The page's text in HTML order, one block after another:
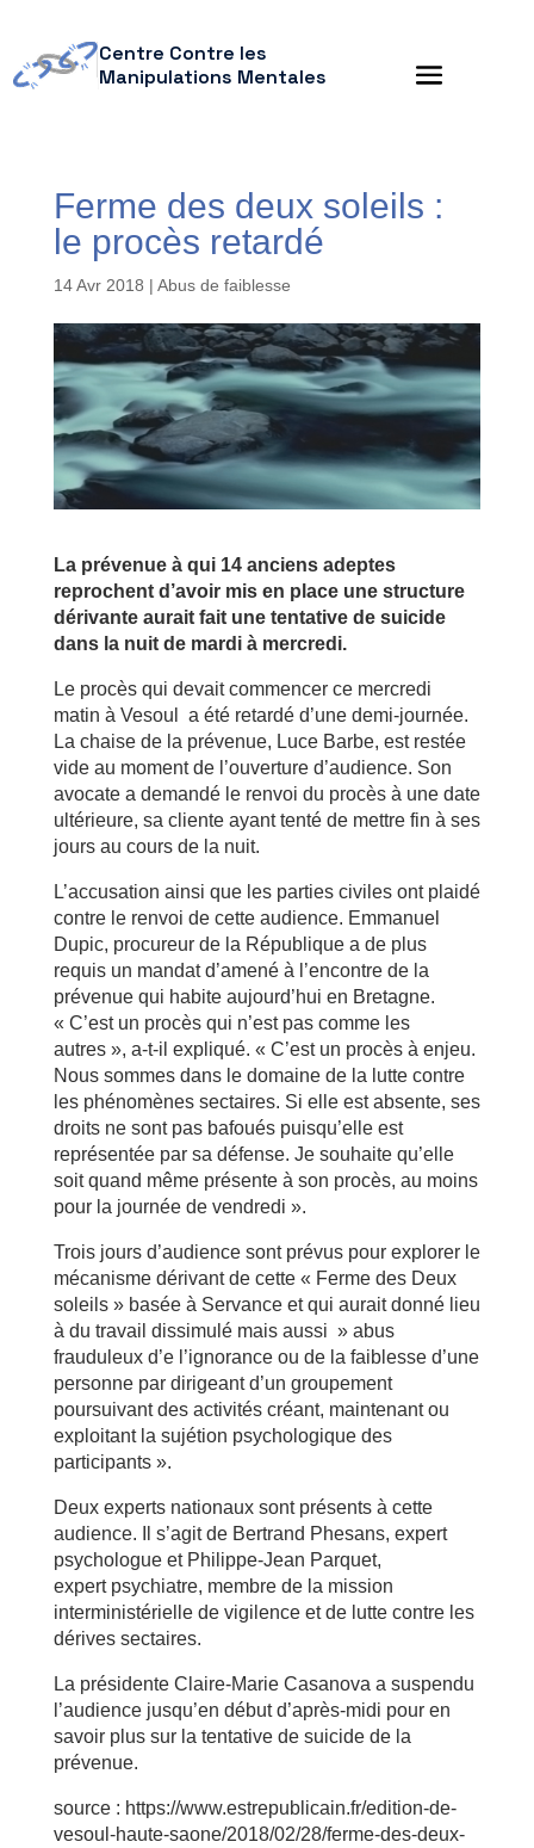
Centre Contre les
Manipulations Mentales
Ferme des deux soleils :
le procès retardé
14 Avr 2018 | Abus de faiblesse
La prévenue à qui 14 anciens adeptes
reprochent d’avoir mis en place une structure
dérivante aurait fait une tentative de suicide
dans la nuit de mardi à mercredi.
Le procès qui devait commencer ce mercredi
matin à Vesoul a été retardé d’une demi-journée.
La chaise de la prévenue, Luce Barbe, est restée
vide au moment de l’ouverture d’audience. Son
avocate a demandé le renvoi du procès à une date
ultérieure, sa cliente ayant tenté de mettre fin à ses
jours au cours de la nuit.
L’accusation ainsi que les parties civiles ont plaidé
contre le renvoi de cette audience. Emmanuel
Dupic, procureur de la République a de plus
requis un mandat d’amené à l’encontre de la
prévenue qui habite aujourd’hui en Bretagne.
« C’est un procès qui n’est pas comme les
autres », a-t-il expliqué. « C’est un procès à enjeu.
Nous sommes dans le domaine de la lutte contre
les phénomènes sectaires. Si elle est absente, ses
droits ne sont pas bafoués puisqu’elle est
représentée par sa défense. Je souhaite qu’elle
soit quand même présente à son procès, au moins
pour la journée de vendredi ».
Trois jours d’audience sont prévus pour explorer le
mécanisme dérivant de cette « Ferme des Deux
soleils » basée à Servance et qui aurait donné lieu
à du travail dissimulé mais aussi » abus
frauduleux d’e l’ignorance ou de la faiblesse d’une
personne par dirigeant d’un groupement
poursuivant des activités créant, maintenant ou
exploitant la sujétion psychologique des
participants ».
Deux experts nationaux sont présents à cette
audience. Il s’agit de Bertrand Phesans, expert
psychologue et Philippe-Jean Parquet,
expert psychiatre, membre de la mission
interministérielle de vigilence et de lutte contre les
dérives sectaires.
La présidente Claire-Marie Casanova a suspendu
l’audience jusqu’en début d’après-midi pour en
savoir plus sur la tentative de suicide de la
prévenue.
source : https://www.estrepublicain.fr/edition-de-
vesoul-haute-saone/2018/02/28/ferme-des-deux-